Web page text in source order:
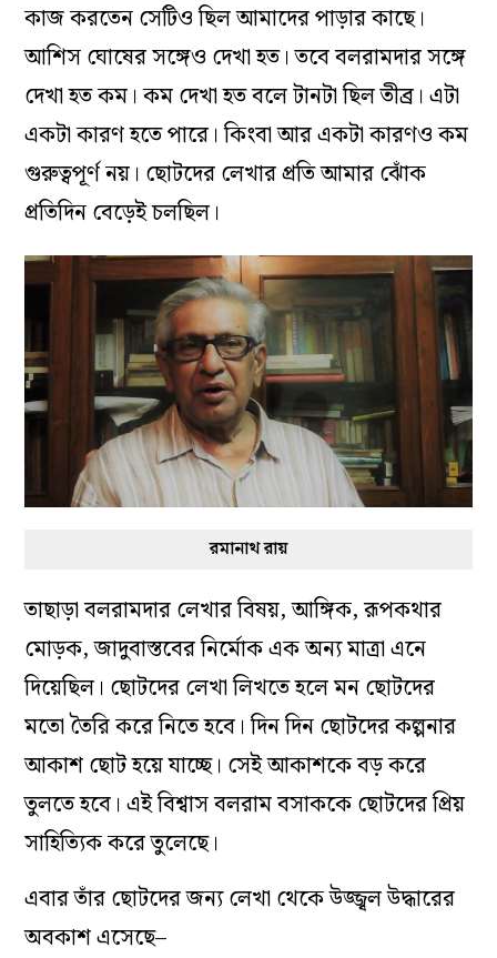
কাজ করতেন সেটিও ছিল আমাদের পাড়ার কাছে।
আশিস ঘোষের সঙ্গেও দেখা হত। তবে বলরামদার সঙ্গে
দেখা হত কম। কম দেখা হত বলে টানটা ছিল তীব্র। এটা
একটা কারণ হতে পারে। কিংবা আর একটা কারণও কম
গুরুত্বপূর্ণ নয়। ছোটদের লেখার প্রতি আমার ঝোঁক
প্রতিদিন বেড়েই চলছিল।
রমানাথ রায়
তাছাড়া বলরামদার লেখার বিষয়, আঙ্গিক, রূপকথার
মোড়ক, জাদুবাস্তবের নির্মোক এক অন্য মাত্রা এনে
দিয়েছিল। ছোটদের লেখা লিখতে হলে মন ছোটদের
মতো তৈরি করে নিতে হবে। দিন দিন ছোটদের কল্পনার
আকাশ ছোট হয়ে যাচ্ছে। সেই আকাশকে বড় করে
তুলতে হবে। এই বিশ্বাস বলরাম বসাককে ছোটদের প্রিয়
সাহিত্যিক করে তুলেছে।
এবার তাঁর ছোটদের জন্য লেখা থেকে উজ্জ্বল উদ্ধারের
অবকাশ এসেছে–